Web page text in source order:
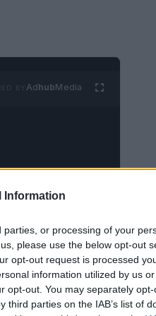
Information
or processing of your
please use the below opt-out
opt-out request is processed
information utilized by us
opt-out. You may separately
parties on the IAB’s list of
AdhubMedia
en la
poder», dirigida
Unidos los que
y
la metrópoli